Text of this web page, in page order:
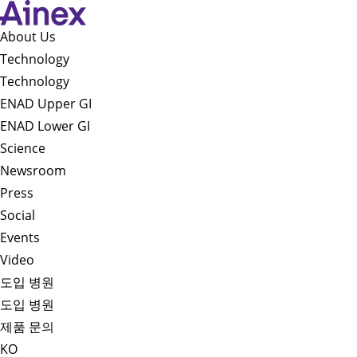
About Us​
Technology
Technology
ENAD Upper GI
ENAD Lower GI
Science
Newsroom
Press
Social
Events
Video
도입 병원
도입 병원
제품 문의
KO